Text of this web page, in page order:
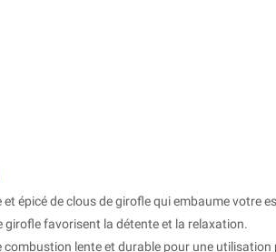
épicé de clous de girofle qui embaume votre
favorisent la détente et la relaxation.
lente et durable pour une utilisation